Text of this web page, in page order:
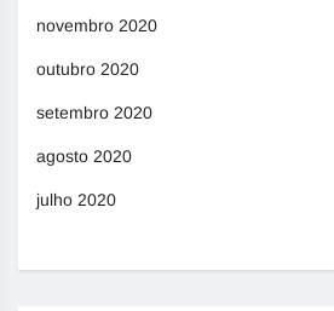
novembro 2020
outubro 2020
setembro 2020
agosto 2020
julho 2020